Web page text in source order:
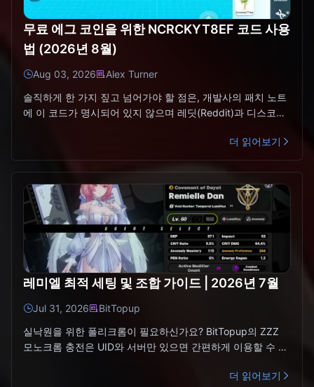
무료 에그 코인을 위한 NCRCKYT8EF 코드 사용
법 (2026년 8월)
Aug 03, 2026
Alex Turner
솔직하게 한 가지 짚고 넘어가야 할 점은, 개발사의 패치 노트
에 이 코드가 명시되어 있지 않으며 레딧(Reddit)과 디스코드
더 읽어보기
레미엘 최적 세팅 및 조합 가이드 | 2026년 7월
Jul 31, 2026
BitTopup
실낙원을 위한 폴리크롬이 필요하신가요? BitTopup의 ZZZ
모노크롬 충전은 UID와 서버만 있으면 간편하게 이용할 수 있
더 읽어보기